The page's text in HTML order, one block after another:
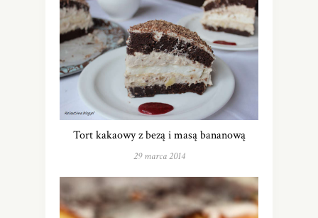
Tort kakaowy z bezą i masą bananową
29 marca 2014